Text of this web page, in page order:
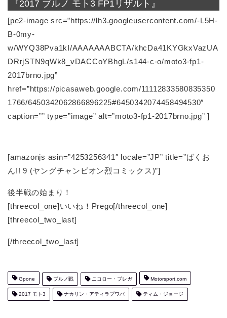
『2017 ブルノ モト3 FP1リザルト』
[pe2-image src=”https://lh3.googleusercontent.com/-L5H-
B-0my-
w/WYQ38Pva1kI/AAAAAAABCTA/khcDa41KYGkxVazUA
DRrjSTN9qWk8_vDACCoYBhgL/s144-c-o/moto3-fp1-
2017brno.jpg”
href=”https://picasaweb.google.com/11112833580835350
1766/6450342062866896225#6450342074458494530″
caption=”” type=”image” alt=”moto3-fp1-2017brno.jpg” ]
[amazonjs asin=”4253256341″ locale=”JP” title=”ばくお
ん!! 9 (ヤングチャンピオン烈コミックス)”]
後半戦の始まり！
[threecol_one]いいね！Prego[/threecol_one]
[threecol_two_last]
[/threecol_two_last]
Gpone ブルノ戦 ニコロー・ブレガ Motorsport.com
2017 モト3 ナカリン・アティラプワパ ティム・ジョージ